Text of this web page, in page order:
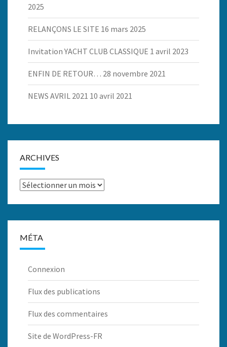
2025
RELANÇONS LE SITE 16 mars 2025
Invitation YACHT CLUB CLASSIQUE 1 avril 2023
ENFIN DE RETOUR… 28 novembre 2021
NEWS AVRIL 2021 10 avril 2021
ARCHIVES
Archives
MÉTA
Connexion
Flux des publications
Flux des commentaires
Site de WordPress-FR